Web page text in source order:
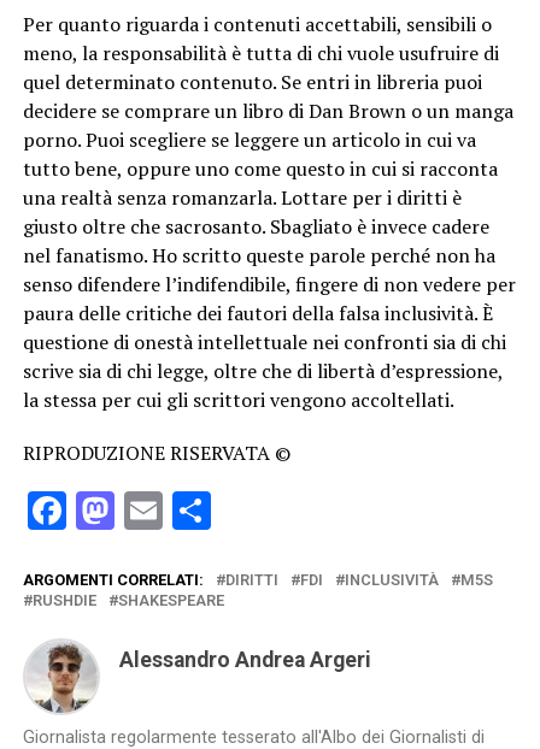
Per quanto riguarda i contenuti accettabili, sensibili o
meno, la responsabilità è tutta di chi vuole usufruire di
quel determinato contenuto. Se entri in libreria puoi
decidere se comprare un libro di Dan Brown o un manga
porno. Puoi scegliere se leggere un articolo in cui va
tutto bene, oppure uno come questo in cui si racconta
una realtà senza romanzarla. Lottare per i diritti è
giusto oltre che sacrosanto. Sbagliato è invece cadere
nel fanatismo. Ho scritto queste parole perché non ha
senso difendere l’indifendibile, fingere di non vedere per
paura delle critiche dei fautori della falsa inclusività. È
questione di onestà intellettuale nei confronti sia di chi
scrive sia di chi legge, oltre che di libertà d’espressione,
la stessa per cui gli scrittori vengono accoltellati.
RIPRODUZIONE RISERVATA ©
Facebook
Mastodon
EmailCondividi
ARGOMENTI CORRELATI: DIRITTI FDI INCLUSIVITÀ
M5S
RUSHDIE
SHAKESPEARE
Alessandro Andrea Argeri
Giornalista regolarmente tesserato all'Albo dei Giornalisti di